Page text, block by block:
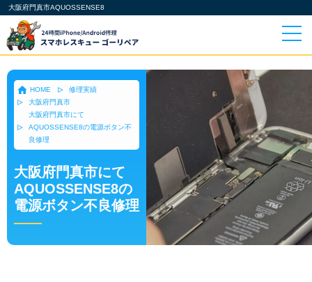
大阪府門真市AQUOSSENSE8
HOME
修理実績
大阪府門真市
大阪府門真市にて
AQUOSSENSE8の電源ボタン不
良修理
大阪府門真市にて
AQUOSSENSE8の
電源ボタン不良修理